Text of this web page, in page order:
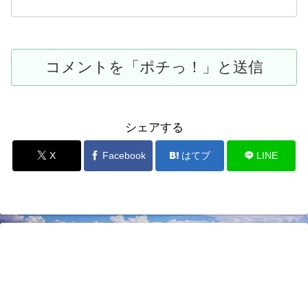
シェアする
X Facebook はてブ LINE